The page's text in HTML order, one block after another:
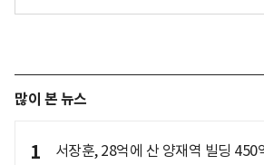
많이 본 뉴스
1 서장훈, 28억에 산 양재역 빌딩 450